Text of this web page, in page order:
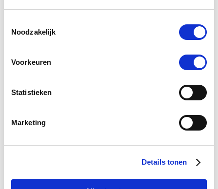
Noodzakelijk
Voorkeuren
Statistieken
Marketing
Details tonen